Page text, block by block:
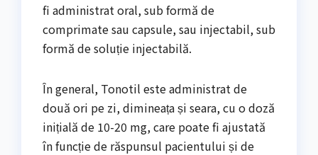
fi administrat oral, sub formă de
comprimate sau capsule, sau injectabil, sub
formă de soluție injectabilă.
În general, Tonotil este administrat de
două ori pe zi, dimineața și seara, cu o doză
inițială de 10-20 mg, care poate fi ajustată
în funcție de răspunsul pacientului și de